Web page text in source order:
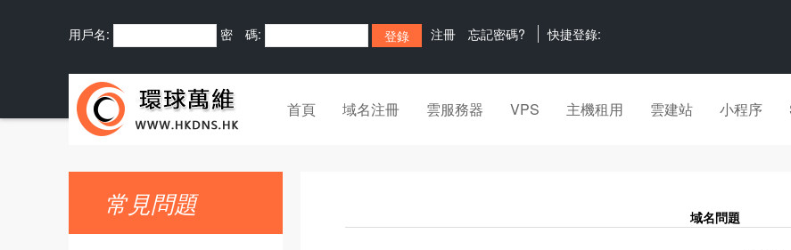
用戶名: 密 碼: 注冊 忘記密碼? 快捷登錄:
首頁 域名注冊 雲服務器 VPS 主機租用 雲建站 小程序
常見問題 域名問題